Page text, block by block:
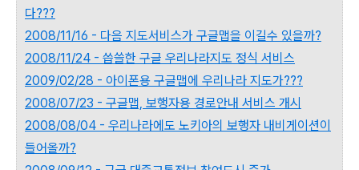
다???
2008/11/16 - 다음 지도서비스가 구글맵을 이길수 있을까?
2008/11/24 - 씁쓸한 구글 우리나라지도 정식 서비스
2009/02/28 - 아이폰용 구글맵에 우리나라 지도가???
2008/07/23 - 구글맵, 보행자용 경로안내 서비스 개시
2008/08/04 - 우리나라에도 노키아의 보행자 내비게이션이
들어올까?